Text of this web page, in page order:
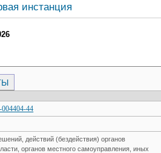
инстанция
44
действий (бездействия) органов
органов местного самоуправления, иных